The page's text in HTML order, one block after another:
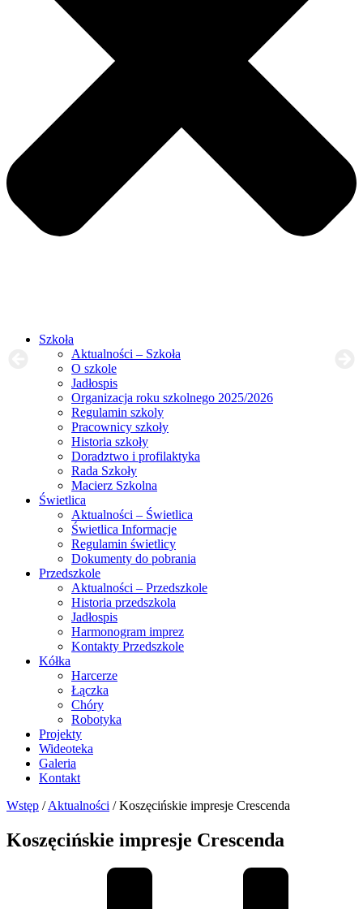
Szkoła
Aktualności – Szkoła
O szkole
Jadłospis
Organizacja roku szkolnego 2025/2026
Regulamin szkoly
Pracownicy szkoły
Historia szkoły
Doradztwo i profilaktyka
Rada Szkoły
Macierz Szkolna
Świetlica
Aktualności – Świetlica
Świetlica Informacje
Regulamin świetlicy
Dokumenty do pobrania
Przedszkole
Aktualności – Przedszkole
Historia przedszkola
Jadłospis
Harmonogram imprez
Kontakty Przedszkole
Kółka
Harcerze
Łączka
Chóry
Robotyka
Projekty
Wideoteka
Galeria
Kontakt
Wstęp / Aktualności / Koszęcińskie impresje Crescenda
Koszęcińskie impresje Crescenda